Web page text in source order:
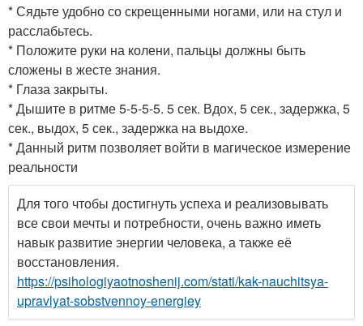
* Сядьте удобно со скрещенными ногами, или на стул и
расслабьтесь.
* Положите руки на колени, пальцы должны быть
сложены в жесте знания.
* Глаза закрыты.
* Дышите в ритме 5-5-5-5. 5 сек. Вдох, 5 сек., задержка, 5
сек., выдох, 5 сек., задержка на выдохе.
* Данный ритм позволяет войти в магическое измерение
реальности
Для того чтобы достигнуть успеха и реализовывать
все свои мечты и потребности, очень важно иметь
навык развитие энергии человека, а также её
восстановления.
https://psihologiyaotnoshenij.com/stati/kak-nauchitsya-
upravlyat-sobstvennoy-energiey